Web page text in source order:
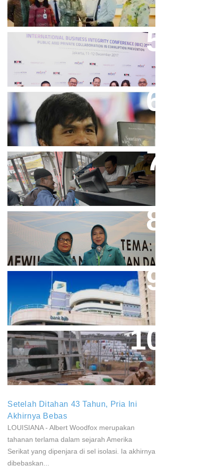
Keren, Bank BJB Kantongi
Puluhan Penghargaan Sepanjang
2017
Dicibir Di Medsos, Manny
Pacquiao Tegaskan Pendirian
Tolak LGBT
Bjb T Samsat Manjakan Nasabah
Dalam Bayar Pajak Kendaraan
Perpres No.99/2017 Bisa Jadi
Acuan Semangat Pengabdian
PKK
Aher Minta Pemerintah Pusat
Masukan Kembali BJB Sebagai
Penyalur KUR
Paparan Pestisida Sebabkan
Parkinson Dan Kanker
Setelah Ditahan 43 Tahun, Pria Ini
Akhirnya Bebas
LOUISIANA - Albert Woodfox merupakan
tahanan terlama dalam sejarah Amerika
Serikat yang dipenjara di sel isolasi. Ia akhirnya
dibebaskan...